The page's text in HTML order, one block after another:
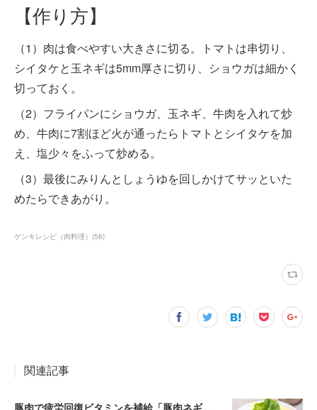
【作り方】
（1）肉は食べやすい大きさに切る。トマトは串切り、
シイタケと玉ネギは5mm厚さに切り、ショウガは細かく
切っておく。
（2）フライパンにショウガ、玉ネギ、牛肉を入れて炒
め、牛肉に7割ほど火が通ったらトマトとシイタケを加
え、塩少々をふって炒める。
（3）最後にみりんとしょうゆを回しかけてサッといた
めたらできあがり。
ゲンキレシピ（肉料理） (56)
関連記事
豚肉で疲労回復ビタミンを補給「豚肉ネギソース」